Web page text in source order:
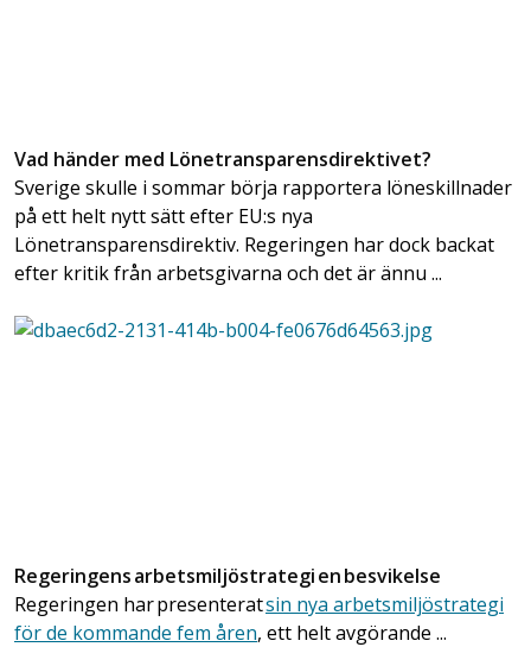
Vad händer med Lönetransparensdirektivet?
Sverige skulle i sommar börja rapportera löneskillnader
på ett helt nytt sätt efter EU:s nya
Lönetransparensdirektiv. Regeringen har dock backat
efter kritik från arbetsgivarna och det är ännu ...
Regeringens arbetsmiljöstrategi en besvikelse
Regeringen har presenteratsin nya arbetsmiljöstrategi
för de kommande fem åren, ett helt avgörande ...